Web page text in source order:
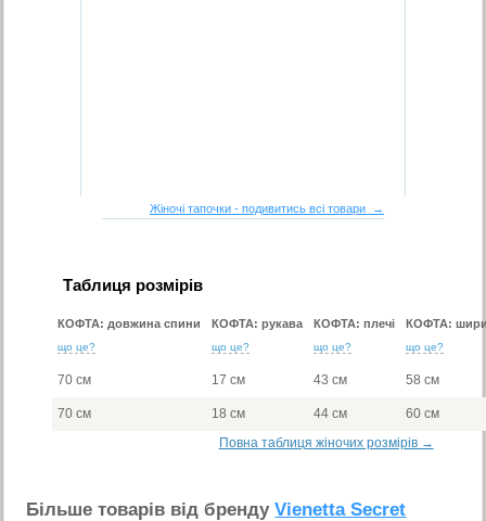
Жіночі тапочки - подивитись всі товари →
Таблиця розмірів
КОФТА: довжина спини
що це?
КОФТА: рукава
що це?
КОФТА: плечі
що це?
КОФТА:
що це?
70 см 17 см 43 см 58 см
70 см 18 см 44 см
60 см
Повна таблиця жіночих розмірів →
Бiльше товарiв вiд брендуVienetta Secret